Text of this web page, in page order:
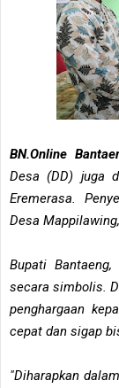
BN.Online
Desa (DD) juga
Eremerasa.
Desa
Bupati
secara simbolis.
penghargaan
cepat dan sigap
"Diharapkan